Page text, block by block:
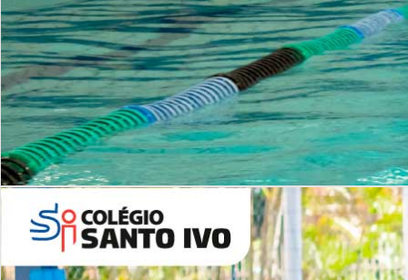
Período Integral | Saiba mais
INSTITUCIONAL